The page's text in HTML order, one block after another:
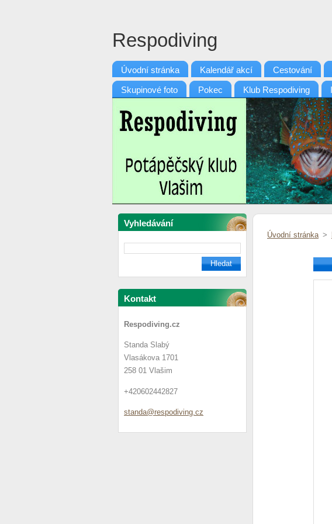
Respodiving
Úvodní stránka Kalendář akcí Cestování
Skupinové foto Pokec Klub Respodiving
Vyhledávání
Kontakt
Respodiving.cz
Standa Slabý
Vlasákova 1701
258 01 Vlašim
+420602442827
standa@respodiving.cz
Úvodní stránka >